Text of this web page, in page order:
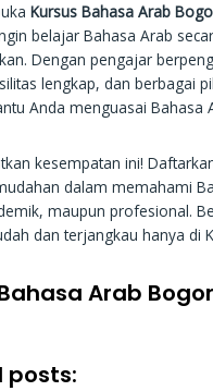
Kursus Bahasa Arab
belajar Bahasa Arab
Dengan pengajar
lengkap, dan berbagai
Anda menguasai Bahasa
kesempatan ini!
dalam memahami
maupun profesional.
dan terjangkau hanya di
Arab Bogor
posts: